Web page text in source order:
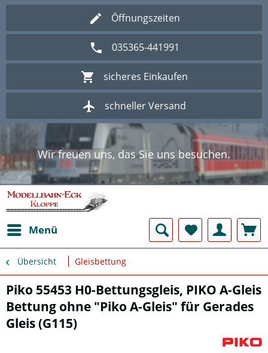
Öffnungszeiten
035365-441991
sicheres Einkaufen
schneller Versand
Wir freuen uns, das Sie uns besuchen.
Herzlich Willkommen im Onlineshop
Modellbahn - Eck Kloppe.
Wir freuen uns, das Sie uns besuchen.
Herzlich Willkommen im Onlineshop
Modellbahn - Eck Kloppe.
Menü
Übersicht Gleisbettung
Piko 55453 H0-Bettungsgleis, PIKO A-Gleis
Bettung ohne "Piko A-Gleis" für Gerades
Gleis (G115)